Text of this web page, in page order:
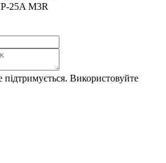
25A M3R
підтримується. Використовуйте